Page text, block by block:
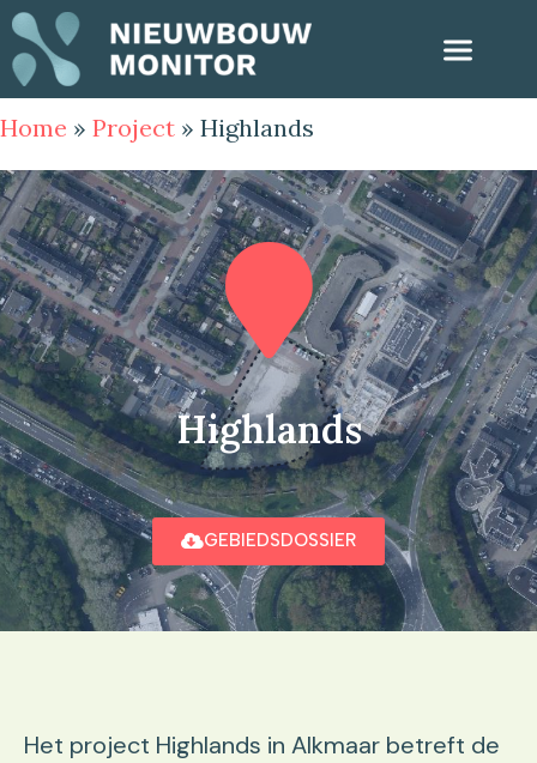
Home » Project » Highlands
Highlands
GEBIEDSDOSSIER
Het project Highlands in Alkmaar betreft de